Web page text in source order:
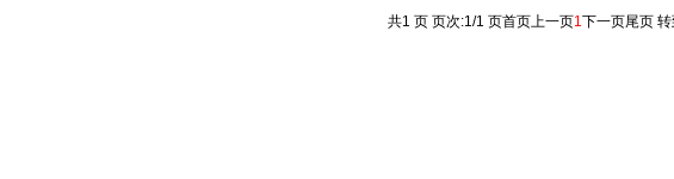
共1 页 页次:1/1 页首页上一页1下一页尾页